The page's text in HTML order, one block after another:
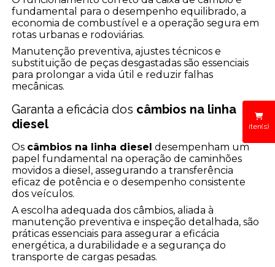
iten(s)
fundamental para o desempenho equilibrado, a
economia de combustível e a operação segura em
rotas urbanas e rodoviárias.
Manutenção preventiva, ajustes técnicos e
substituição de peças desgastadas são essenciais
para prolongar a vida útil e reduzir falhas
mecânicas.
Garanta a eficácia dos câmbios na linha
diesel
Os câmbios na linha diesel desempenham um
papel fundamental na operação de caminhões
movidos a diesel, assegurando a transferência
eficaz de potência e o desempenho consistente
dos veículos.
A escolha adequada dos câmbios, aliada à
manutenção preventiva e inspeção detalhada, são
práticas essenciais para assegurar a eficácia
energética, a durabilidade e a segurança do
transporte de cargas pesadas.